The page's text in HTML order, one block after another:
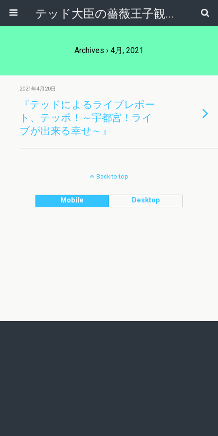
テッド大臣の薔薇王子観察日記
Archives › 4月, 2021
2021年4月20日
『テッドによるライブレポー
ト、テッポ！～宇都宮！ライ
ブが出来る幸せ～』
Back to top
Mobile Desktop